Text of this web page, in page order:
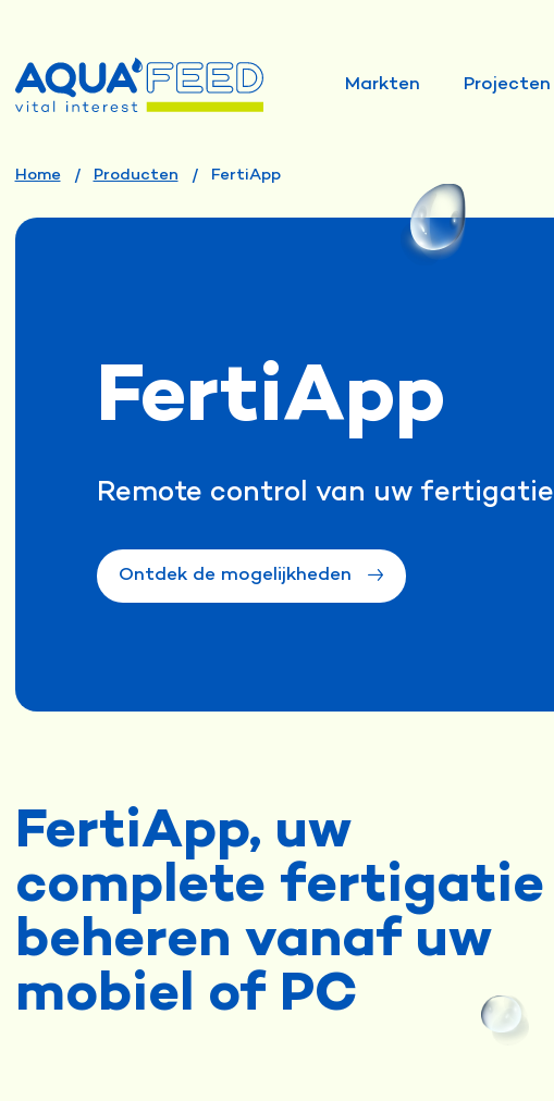
Markten Projecten
Home Producten FertiApp
FertiApp
Remote control van uw fertigatie
Ontdek de mogelijkheden
FertiApp, uw
complete fertigatie
beheren vanaf uw
mobiel of PC